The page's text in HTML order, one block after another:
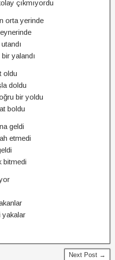
çıkmıyordu
orta yerinde
yalandı
oldu
doldu
bir yoldu
boldu
geldi
etmedi
bitmedi
yakalar
Next Post →